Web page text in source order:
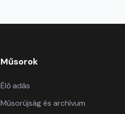
Műsorok
Élő adás
Műsorújság és archívum